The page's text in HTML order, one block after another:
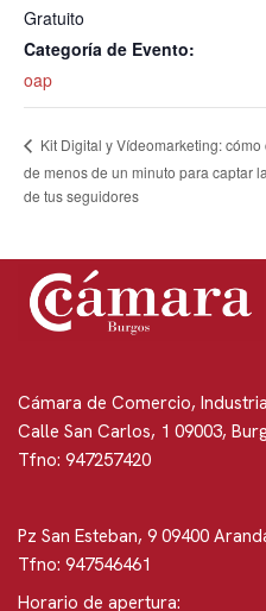
Gratuito
Categoría de Evento:
oap
Kit Digital y Vídeomarketing:
de menos de un minuto para captar
de tus seguidores
Cámara de Comercio,
Calle San Carlos, 1 09003,
Tfno: 947257420
Pz San Esteban, 9 09400
Tfno: 947546461
Horario de apertura: